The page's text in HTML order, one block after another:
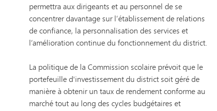
permettra aux dirigeants et au personnel de se
concentrer davantage sur l’établissement de relations
de confiance, la personnalisation des services et
l’amélioration continue du fonctionnement du district.
La politique de la Commission scolaire prévoit que le
portefeuille d'investissement du district soit géré de
manière à obtenir un taux de rendement conforme au
marché tout au long des cycles budgétaires et